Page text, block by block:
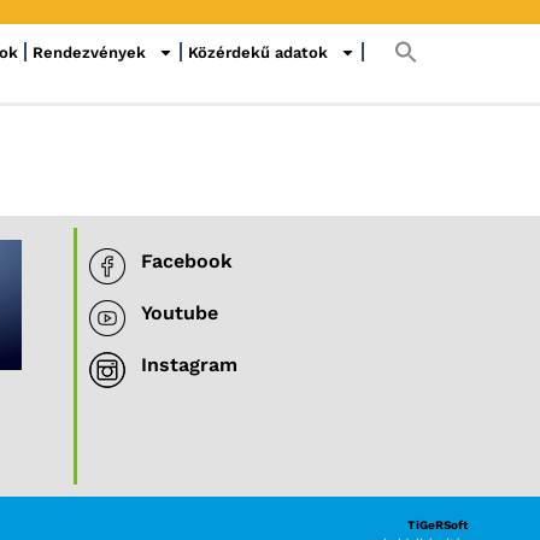
Rendezvények Közérdekű adatok
Facebook
Youtube
Instagram
TiGeRSoft